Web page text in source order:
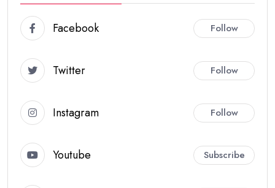
Facebook Follow
Twitter Follow
Instagram Follow
Youtube Subscribe